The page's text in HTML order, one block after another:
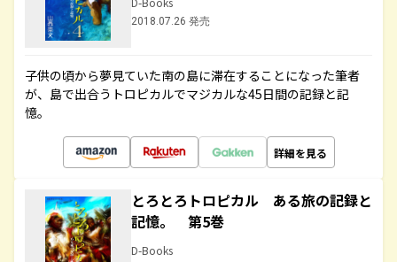
2018.07.26 発売
子供の頃から夢見ていた南の島に滞在することになった筆者
が、島で出合うトロピカルでマジカルな45日間の記録と記
憶。
詳細を見る
とろとろトロピカル ある旅の記録と
記憶。 第5巻
D-Books